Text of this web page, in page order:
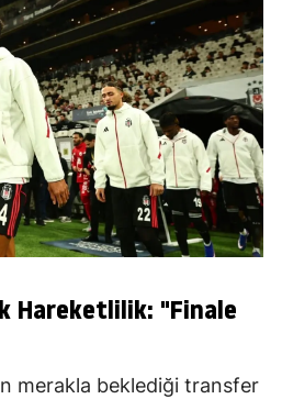
Hareketlilik: "Finale
merakla beklediği transfer